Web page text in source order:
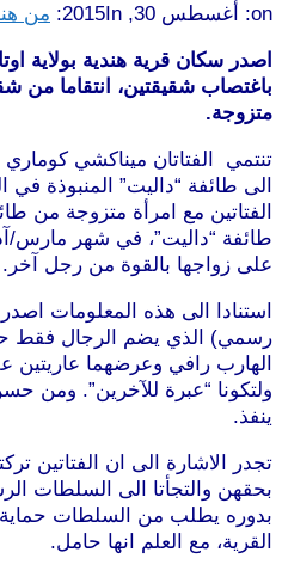
on: أغسطس 30, 2015 In: من
اصدر سكان قرية هندية بولاية
باغتصاب شقيقتين، انتقاما من
متزوجة.
الى طائفة “داليت” المنبوذة
الفتاتين مع امرأة متزوجة من
طائفة “داليت”، في شهر مارس/
على زواجها بالقوة من رجل آخر.
استنادا الى هذه المعلومات
رسمي) الذي يضم الرجال فقط
الهارب رافي وعرضهما عاريتين
ولتكونا “عبرة للآخرين”. ومن
ينفذ.
تجدر الاشارة الى ان الفتاتين
بحقهن والتجأتا الى السلطات
بدوره يطلب من السلطات
القرية، مع العلم انها حامل.